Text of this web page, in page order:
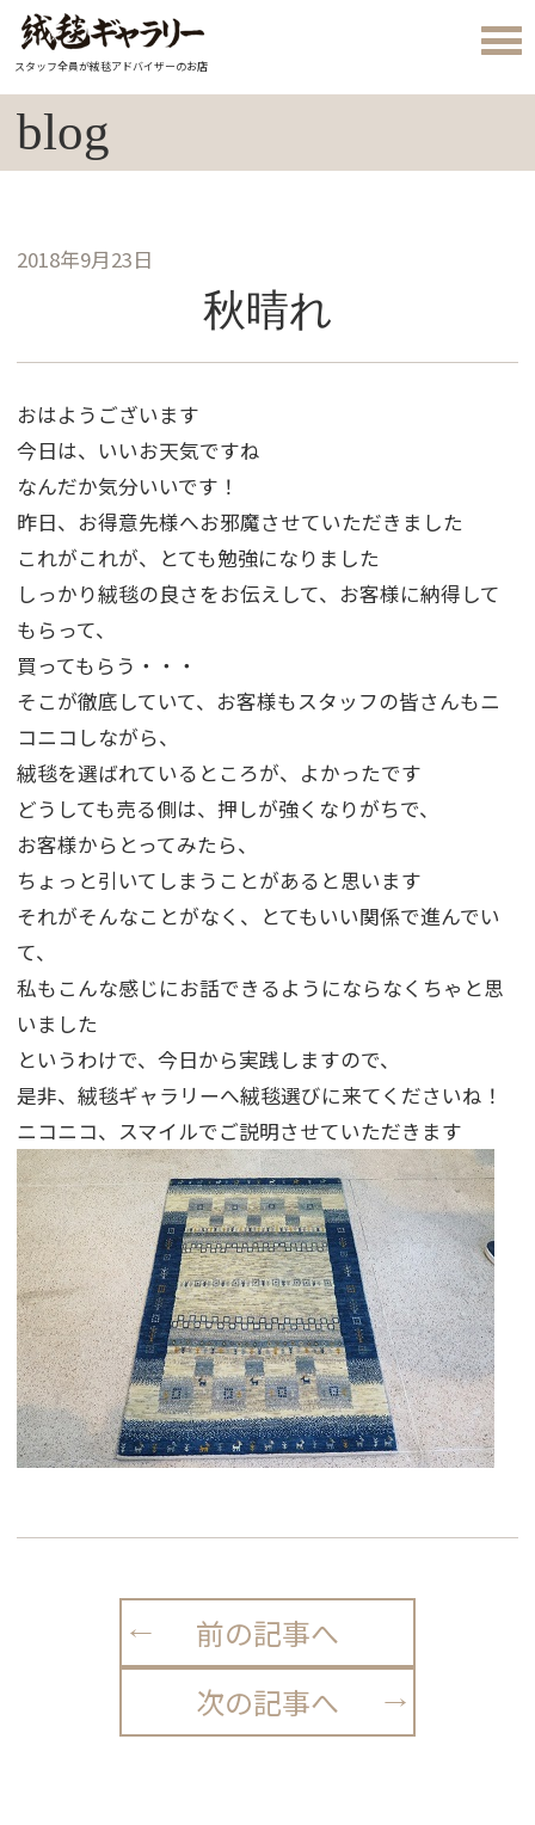
スタッフ全員が絨毯アドバイザーのお店
blog
2018年9月23日
秋晴れ
おはようございます
今日は、いいお天気ですね
なんだか気分いいです！
昨日、お得意先様へお邪魔させていただきました
これがこれが、とても勉強になりました
しっかり絨毯の良さをお伝えして、お客様に納得して
もらって、
買ってもらう・・・
そこが徹底していて、お客様もスタッフの皆さんもニ
コニコしながら、
絨毯を選ばれているところが、よかったです
どうしても売る側は、押しが強くなりがちで、
お客様からとってみたら、
ちょっと引いてしまうことがあると思います
それがそんなことがなく、とてもいい関係で進んでい
て、
私もこんな感じにお話できるようにならなくちゃと思
いました
というわけで、今日から実践しますので、
是非、絨毯ギャラリーへ絨毯選びに来てくださいね！
ニコニコ、スマイルでご説明させていただきます
前の記事へ
次の記事へ